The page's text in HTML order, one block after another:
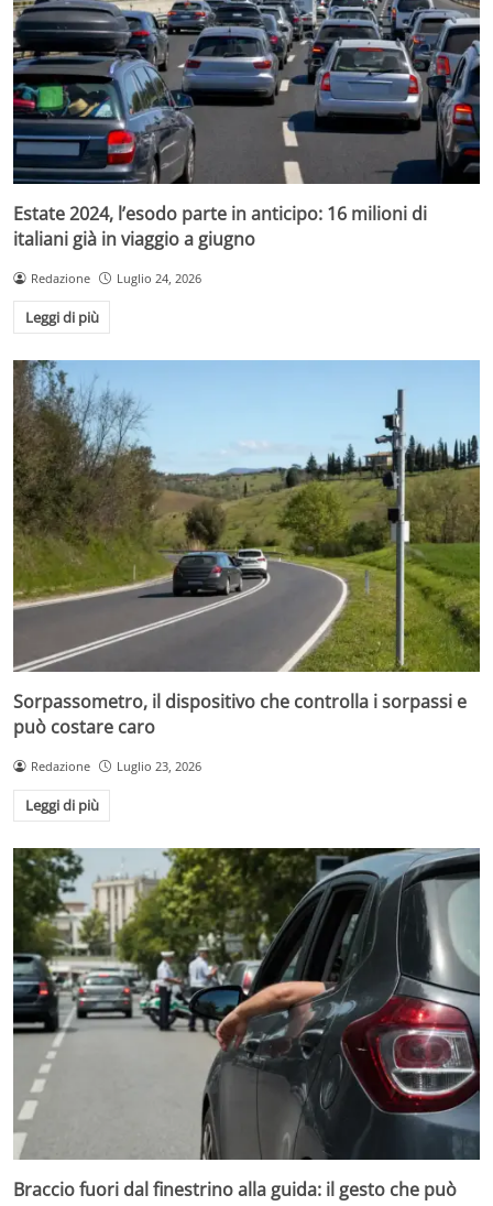
Estate 2024, l’esodo parte in anticipo: 16 milioni di
italiani già in viaggio a giugno
Redazione Luglio 24, 2026
Leggi di più
Sorpassometro, il dispositivo che controlla i sorpassi e
può costare caro
Redazione Luglio 23, 2026
Leggi di più
Braccio fuori dal finestrino alla guida: il gesto che può